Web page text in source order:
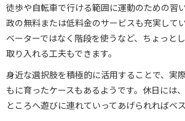
徒歩や自転車で行ける範囲に運動のための習
政の無料または低料金のサービスも充実して
ベーターではなく階段を使うなど、ちょっと
取り入れる工夫もできます。
身近な選択肢を積極的に活用することで、実
もに育ったケースもあるようです。休日には
ところへ遊びに連れていってあげられればベス